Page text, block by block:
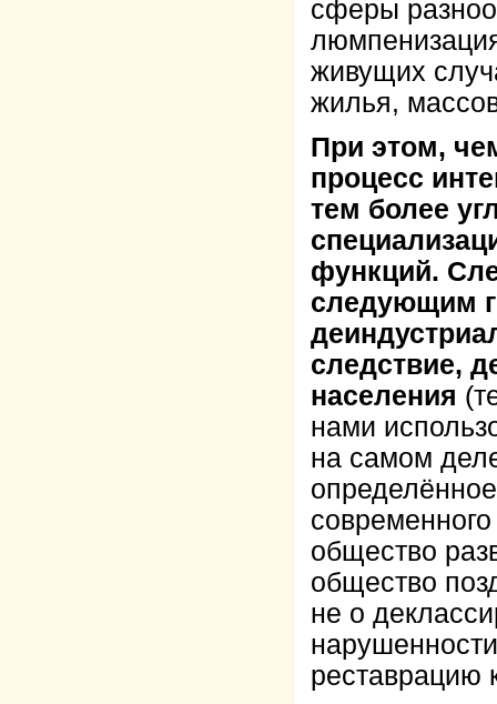
сферы
живущих
жилья,
При этом,
процесс
тем более
функций.
следующим
следствие,
населения
нами
на самом
общество
общество
не о
реставрацию